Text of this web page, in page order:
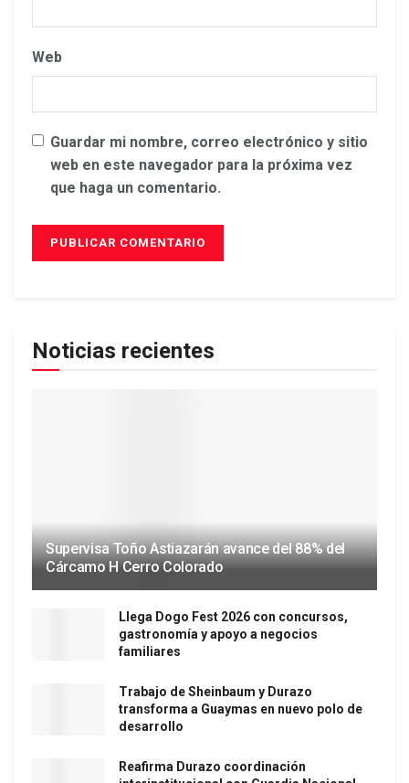
Web
Guardar mi nombre, correo electrónico y sitio
web en este navegador para la próxima vez
que haga un comentario.
Noticias recientes
Supervisa Toño Astiazarán avance del 88% del
Cárcamo H Cerro Colorado
Llega Dogo Fest 2026 con concursos,
gastronomía y apoyo a negocios
familiares
Trabajo de Sheinbaum y Durazo
transforma a Guaymas en nuevo polo de
desarrollo
Reafirma Durazo coordinación